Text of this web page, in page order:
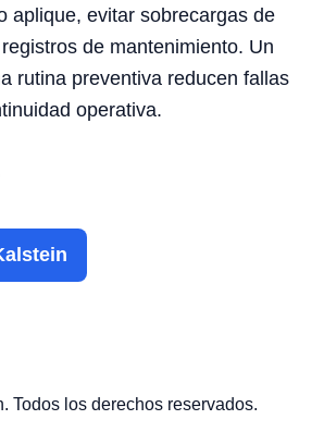
aplique, evitar sobrecargas de
de mantenimiento. Un
rutina preventiva reducen fallas
operativa.
Todos los derechos reservados.